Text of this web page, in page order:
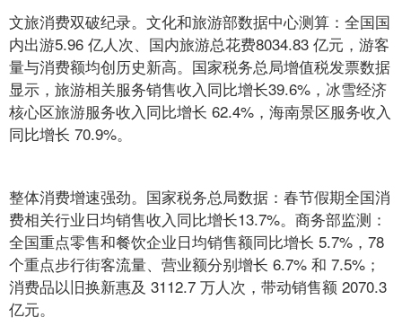
文旅消费双破纪录。文化和旅游部数据中心测算：全国国
内出游5.96 亿人次、国内旅游总花费8034.83 亿元，游客
量与消费额均创历史新高。国家税务总局增值税发票数据
显示，旅游相关服务销售收入同比增长39.6%，冰雪经济
核心区旅游服务收入同比增长 62.4%，海南景区服务收入
同比增长 70.9%。
整体消费增速强劲。国家税务总局数据：春节假期全国消
费相关行业日均销售收入同比增长13.7%。商务部监测：
全国重点零售和餐饮企业日均销售额同比增长 5.7%，78
个重点步行街客流量、营业额分别增长 6.7% 和 7.5%；
消费品以旧换新惠及 3112.7 万人次，带动销售额 2070.3
亿元。